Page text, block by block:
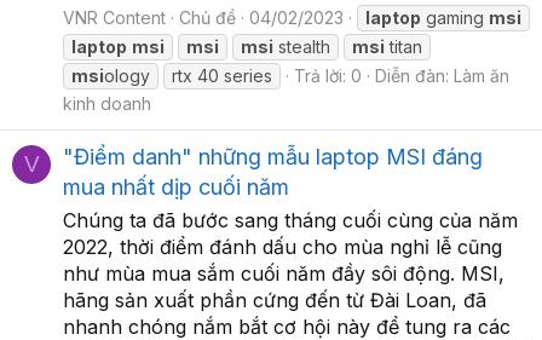
VNR Content Chủ đề 04/02/2023 laptop gaming msi
laptop msi msi msi stealth msi titan
msiology rtx 40 series Trả lời: 0 Diễn đàn: Làm ăn
kinh doanh
V
"Điểm danh" những mẫu laptop MSI đáng
mua nhất dịp cuối năm
Chúng ta đã bước sang tháng cuối cùng của năm
2022, thời điểm đánh dấu cho mùa nghỉ lễ cũng
như mùa mua sắm cuối năm đầy sôi động. MSI,
hãng sản xuất phần cứng đến từ Đài Loan, đã
nhanh chóng nắm bắt cơ hội này để tung ra các